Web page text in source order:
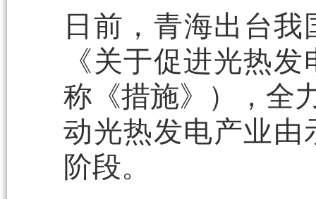
日前，青海出台
《关于促进光热
称《措施》），全
动光热发电产业由
阶段。